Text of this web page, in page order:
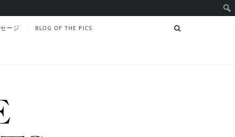
ージ BLOG OF THE PICS